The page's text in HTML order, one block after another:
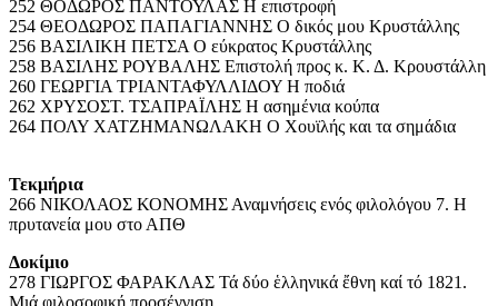
252 ΘΟΔΩΡΟΣ ΠΑΝΤΟΥΛΑΣ Η επιστροφή
254 ΘΕΟΔΩΡΟΣ ΠΑΠΑΓΙΑΝΝΗΣ Ο δικός μου Κρυστάλλης
256 ΒΑΣΙΛΙΚΗ ΠΕΤΣΑ Ο εύκρατος Κρυστάλλης
258 ΒΑΣΙΛΗΣ ΡΟΥΒΑΛΗΣ Επιστολή προς κ. Κ. Δ. Κρουστάλλη
260 ΓΕΩΡΓΙΑ ΤΡΙΑΝΤΑΦΥΛΛΙΔΟΥ Η ποδιά
262 ΧΡΥΣΟΣΤ. ΤΣΑΠΡΑΪΛΗΣ Η ασημένια κούπα
264 ΠΟΛΥ ΧΑΤΖΗΜΑΝΩΛΑΚΗ Ο Χουϊλής και τα σημάδια
Τεκμήρια
266 ΝΙΚΟΛΑΟΣ ΚΟΝΟΜΗΣ Αναμνήσεις ενός φιλολόγου 7. Η
πρυτανεία μου στο ΑΠΘ
Δοκίμιο
278 ΓΙΩΡΓΟΣ ΦΑΡΑΚΛΑΣ Τά δύο ἑλληνικά ἔθνη καί τό 1821.
Μιά φιλοσοφική προσέγγιση